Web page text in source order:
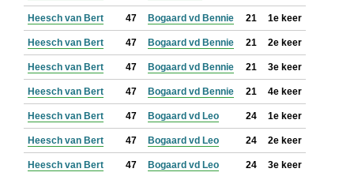
Heesch van Bert 47 Bogaard vd Bennie 21 1e keer
Heesch van Bert 47 Bogaard vd Bennie 21 2e keer
Heesch van Bert 47 Bogaard vd Bennie 21 3e keer
Heesch van Bert 47 Bogaard vd Bennie 21 4e keer
Heesch van Bert 47 Bogaard vd Leo 24 1e keer
Heesch van Bert 47 Bogaard vd Leo 24 2e keer
Heesch van Bert 47 Bogaard vd Leo 24 3e keer